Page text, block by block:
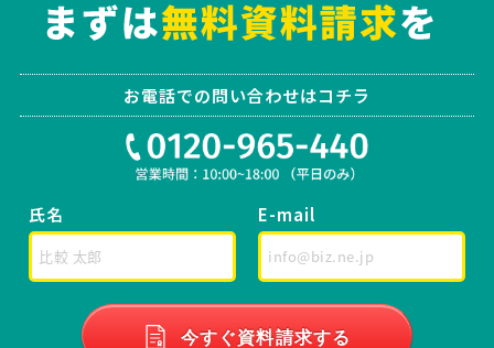
お電話での問い合わせはコチラ
氏名 E-mail
今すぐ資料請求する